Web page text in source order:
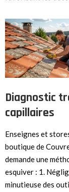
Diagnostic
capillaires
Enseignes et
boutique de
demande une
esquiver : 1.
minutieuse des